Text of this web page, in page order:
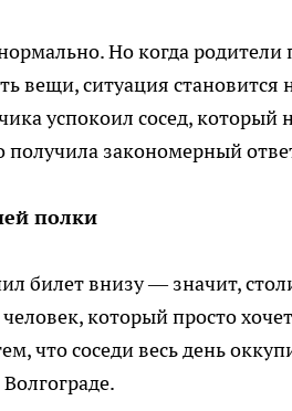
Но когда
вещи, ситуация
успокоил сосед, который
получила закономерный
полки
билет внизу — значит,
который просто
что соседи весь день